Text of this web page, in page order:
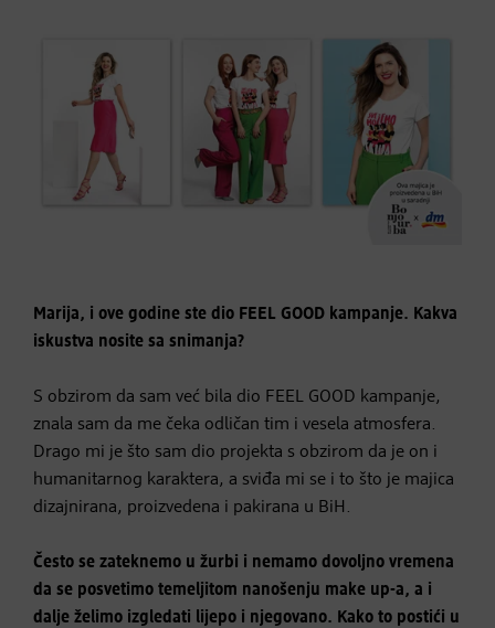
Marija, i ove godine ste dio FEEL GOOD kampanje. Kakva
iskustva nosite sa snimanja?
S obzirom da sam već bila dio FEEL GOOD kampanje,
znala sam da me čeka odličan tim i vesela atmosfera.
Drago mi je što sam dio projekta s obzirom da je on i
humanitarnog karaktera, a sviđa mi se i to što je majica
dizajnirana, proizvedena i pakirana u BiH.
Često se zateknemo u žurbi i nemamo dovoljno vremena
da se posvetimo temeljitom nanošenju make up-a, a i
dalje želimo izgledati lijepo i njegovano. Kako to postići u